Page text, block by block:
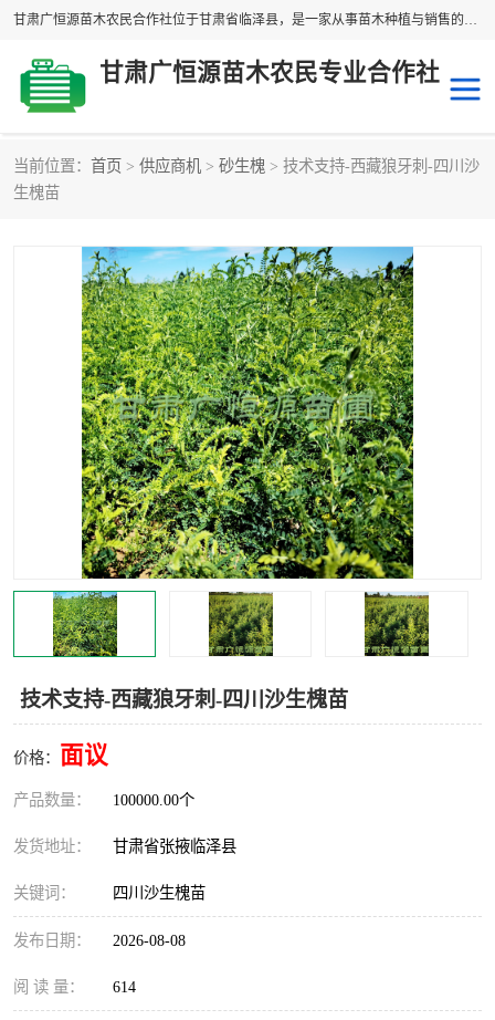
甘肃广恒源苗木农民合作社位于甘肃省临泽县，是一家从事苗木种植与销售的农民合作组织，合作社拥有苗木基地1500多亩，种植苗木品种40多个，年产各类苗木2000多万株。主营：白刺苗、红柳苗、梭梭苗等，我们以“种植一流的苗子，诚信经营”的经营理念，竭诚为每一位客户做优质的服务，欢迎来电咨询！
甘肃广恒源苗木农民专业合作社
当前位置： 首页 > 供应商机 > 砂生槐 > 技术支持-西藏狼牙刺-四川沙
生槐苗
技术支持-西藏狼牙刺-四川沙生槐苗
价格： 面议
产品数量： 100000.00个
发货地址： 甘肃省张掖临泽县
关键词： 四川沙生槐苗
发布日期： 2026-08-08
阅 读 量： 614
新疆杨
圆冠榆 柠条
白刺苗
沙枣树 红柳苗
沙棘苗 柽柳苗
砂生槐 四翅滨藜